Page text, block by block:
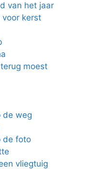
van het jaar
kerst
moest
de weg
de foto
vliegtuig